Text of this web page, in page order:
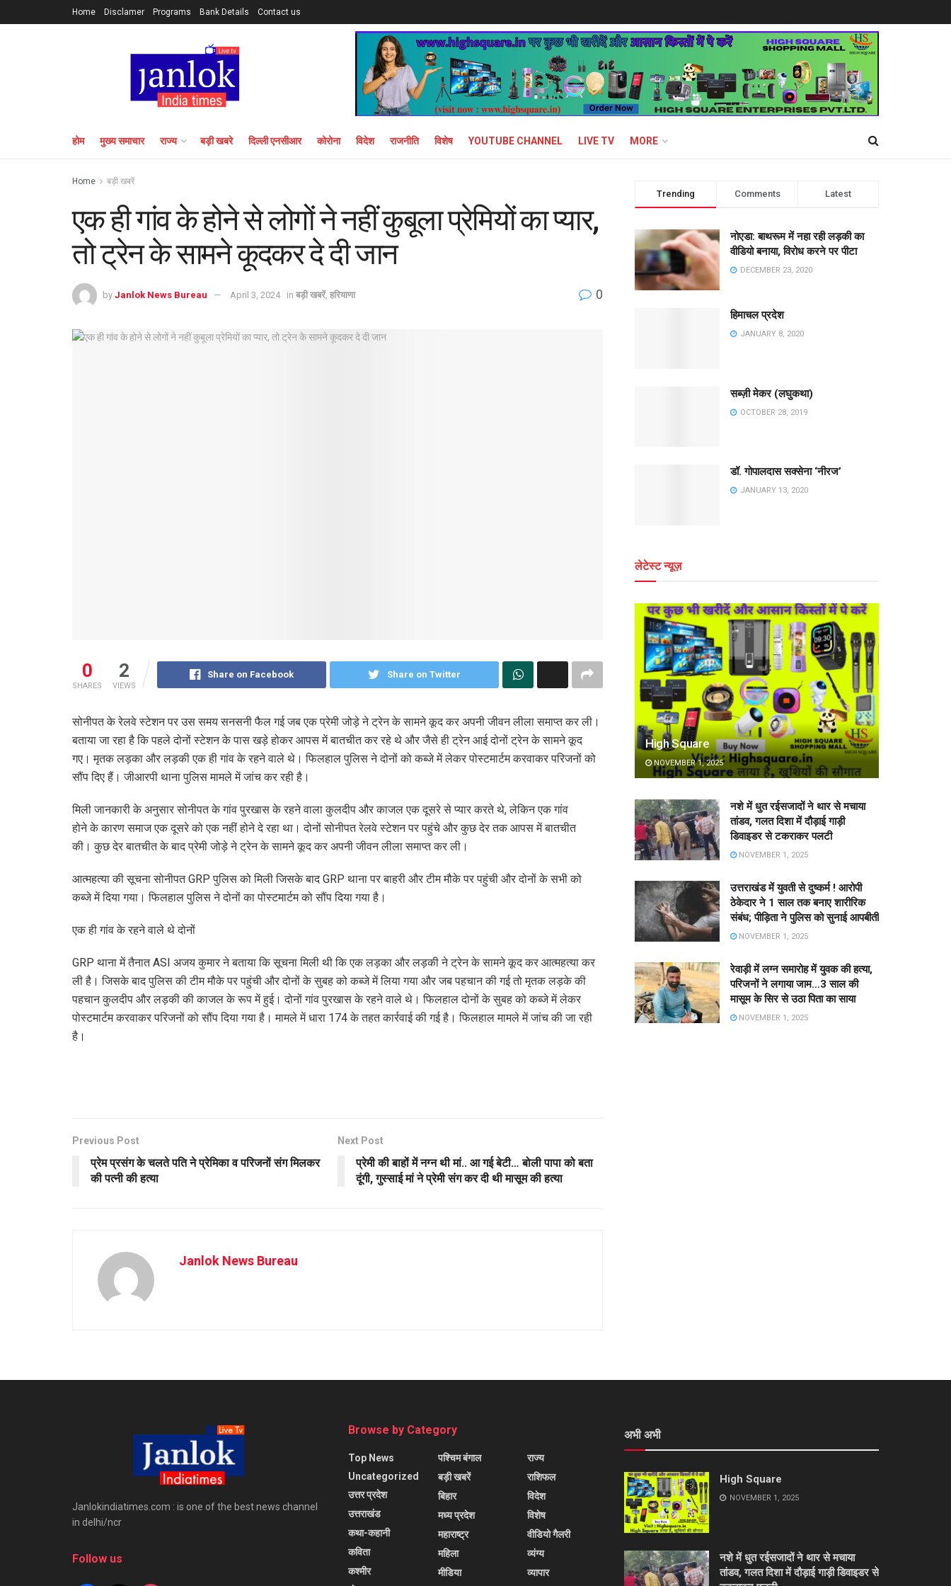
Home Disclamer Programs Bank Details Contact us
होम मुख्य समाचार राज्य बड़ी खबरे दिल्ली एनसीआर कोरोना विदेश राजनीति विशेष YOUTUBE CHANNEL LIVE TV MORE
Home बड़ी खबरें
एक ही गांव के होने से लोगों ने नहीं कुबूला प्रेमियों का प्यार,
तो ट्रेन के सामने कूदकर दे दी जान
by Janlok News Bureau April 3, 2024 in बड़ी खबरें, हरियाणा 0
0
SHARES
2
VIEWS
Share on Facebook Share on Twitter
सोनीपत के रेलवे स्टेशन पर उस समय सनसनी फैल गई जब एक प्रेमी जोड़े ने ट्रेन के सामने कूद कर अपनी जीवन लीला समाप्त कर ली।
बताया जा रहा है कि पहले दोनों स्टेशन के पास खड़े होकर आपस में बातचीत कर रहे थे और जैसे ही ट्रेन आई दोनों ट्रेन के सामने कूद
गए। मृतक लड़का और लड़की एक ही गांव के रहने वाले थे। फिलहाल पुलिस ने दोनों को कब्जे में लेकर पोस्टमार्टम करवाकर परिजनों को
सौंप दिए हैं। जीआरपी थाना पुलिस मामले में जांच कर रही है।
मिली जानकारी के अनुसार सोनीपत के गांव पुरखास के रहने वाला कुलदीप और काजल एक दूसरे से प्यार करते थे, लेकिन एक गांव
होने के कारण समाज एक दूसरे को एक नहीं होने दे रहा था। दोनों सोनीपत रेलवे स्टेशन पर पहुंचे और कुछ देर तक आपस में बातचीत
की। कुछ देर बातचीत के बाद प्रेमी जोड़े ने ट्रेन के सामने कूद कर अपनी जीवन लीला समाप्त कर ली।
आत्महत्या की सूचना सोनीपत GRP पुलिस को मिली जिसके बाद GRP थाना पर बाहरी और टीम मौके पर पहुंची और दोनों के सभी को
कब्जे में दिया गया। फिलहाल पुलिस ने दोनों का पोस्टमार्टम को सौंप दिया गया है।
एक ही गांव के रहने वाले थे दोनों
GRP थाना में तैनात ASI अजय कुमार ने बताया कि सूचना मिली थी कि एक लड़का और लड़की ने ट्रेन के सामने कूद कर आत्महत्या कर
ली है। जिसके बाद पुलिस की टीम मौके पर पहुंची और दोनों के सुबह को कब्जे में लिया गया और जब पहचान की गई तो मृतक लड़के की
पहचान कुलदीप और लड़की की काजल के रूप में हुई। दोनों गांव पुरखास के रहने वाले थे। फिलहाल दोनों के सुबह को कब्जे में लेकर
पोस्टमार्टम करवाकर परिजनों को सौंप दिया गया है। मामले में धारा 174 के तहत कार्रवाई की गई है। फिलहाल मामले में जांच की जा रही
है।
Previous Post
प्रेम प्रसंग के चलते पति ने प्रेमिका व परिजनों संग मिलकर
की पत्नी की हत्या
Next Post
प्रेमी की बाहों में नग्न थी मां.. आ गई बेटी… बोली पापा को बता
दूंगी, गुस्साई मां ने प्रेमी संग कर दी थी मासूम की हत्या
Janlok News Bureau
Trending Comments Latest
नोएडा: बाथरूम में नहा रही लड़की का
वीडियो बनाया, विरोध करने पर पीटा
DECEMBER 23, 2020
हिमाचल प्रदेश
JANUARY 8, 2020
सब्ज़ी मेकर (लघुकथा)
OCTOBER 28, 2019
डॉ. गोपालदास सक्सेना ‘नीरज’
JANUARY 13, 2020
लेटेस्ट न्यूज़
High Square
NOVEMBER 1, 2025
नशे में धुत रईसजादों ने थार से मचाया
तांडव, गलत दिशा में दौड़ाई गाड़ी
डिवाइडर से टकराकर पलटी
NOVEMBER 1, 2025
उत्तराखंड में युवती से दुष्कर्म ! आरोपी
ठेकेदार ने 1 साल तक बनाए शारीरिक
संबंध; पीड़िता ने पुलिस को सुनाई आपबीती
NOVEMBER 1, 2025
रेवाड़ी में लग्न समारोह में युवक की हत्या,
परिजनों ने लगाया जाम…3 साल की
मासूम के सिर से उठा पिता का साया
NOVEMBER 1, 2025
Janlokindiatimes.com : is one of the best news channel
in delhi/ncr
Follow us
Browse by Category
Top News
Uncategorized
उत्तर प्रदेश
उत्तराखंड
कथा-कहानी
कविता
कश्मीर
पश्चिम बंगाल
बड़ी खबरें
बिहार
मध्य प्रदेश
महाराष्ट्र
महिला
मीडिया
राज्य
राशिफल
विदेश
विशेष
वीडियो गैलरी
व्यंग्य
व्यापार
अभी अभी
High Square
NOVEMBER 1, 2025
नशे में धुत रईसजादों ने थार से मचाया
तांडव, गलत दिशा में दौड़ाई गाड़ी डिवाइडर से